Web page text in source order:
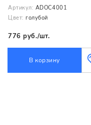
Артикул: ADOC4001
Цвет: голубой
776 руб./шт.
В корзину